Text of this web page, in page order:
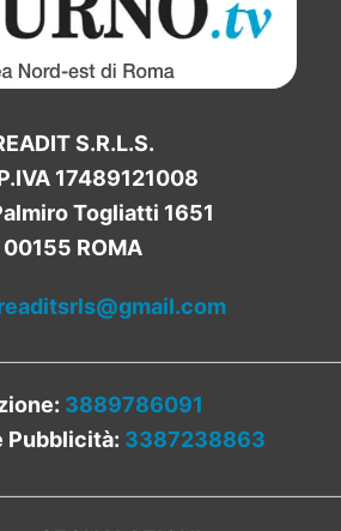
S.R.L.S.
17489121008
Togliatti 1651
00155 ROMA
3889786091
Pubblicità: 3387238863